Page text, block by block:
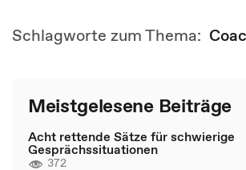
Schlagworte zum Thema:
Meistgelesene Beiträge
Acht rettende Sätze für schwierige
Gesprächssituationen
372